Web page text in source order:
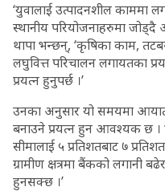
‘युवालाई उत्पादनशील काममा
स्थानीय परियोजनाहरुमा
थापा भन्छन्, ‘कृषिका काम,
लघुवित्त परिचालन लगायतका
प्रयत्न हुनुपर्छ ।’
उनका अनुसार यो समयमा
बनाउने प्रयत्न हुन आवश्यक छ ।
सीमालाई ५ प्रतिशतबाट ७
ग्रामीण क्षत्रमा बैंकको लगानी
हुनसक्छ ।’